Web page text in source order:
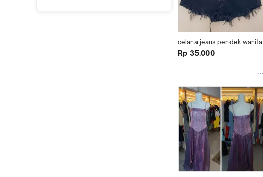
celana jeans pendek wanita
Rp 35.000